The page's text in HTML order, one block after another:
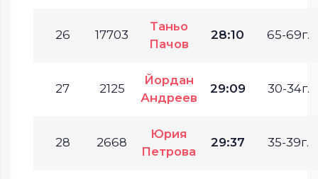
26 17703
Таньо
Пачов
28:10 65-69г.
27 2125
Йордан
Андреев
29:09 30-34г.
28 2668
Юрия
Петрова
29:37 35-39г.